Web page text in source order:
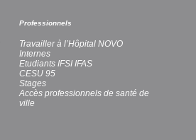
Professionnels
Travailler à l’Hôpital NOVO
Internes
Etudiants IFSI IFAS
CESU 95
Stages
Accès professionnels de santé de
ville